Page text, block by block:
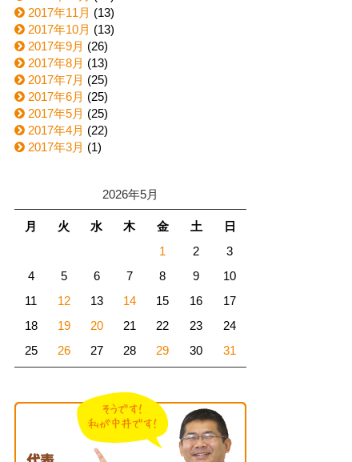
2017年11月 (13)
2017年10月 (13)
2017年9月 (26)
2017年8月 (13)
2017年7月 (25)
2017年6月 (25)
2017年5月 (25)
2017年4月 (22)
2017年3月 (1)
2026年5月
月 火 水 木 金 土
日
1
2
3
4
5 6 7 8 9
10
11
12 13 14 15 16
17
18
19 20 21 22 23
24
25
26 27 28 29 30 31